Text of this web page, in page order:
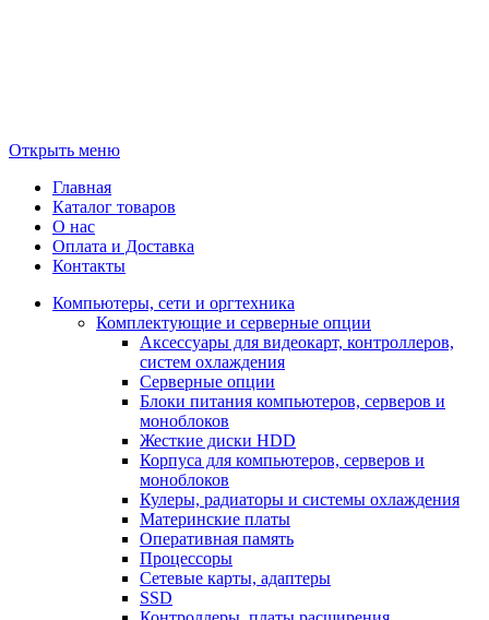
Открыть меню
Главная
Каталог товаров
О нас
Оплата и Доставка
Контакты
Компьютеры, сети и оргтехника
Комплектующие и серверные опции
Аксессуары для видеокарт, контроллеров,
систем охлаждения
Серверные опции
Блоки питания компьютеров, серверов и
моноблоков
Жесткие диски HDD
Корпуса для компьютеров, серверов и
моноблоков
Кулеры, радиаторы и системы охлаждения
Материнские платы
Оперативная память
Процессоры
Сетевые карты, адаптеры
SSD